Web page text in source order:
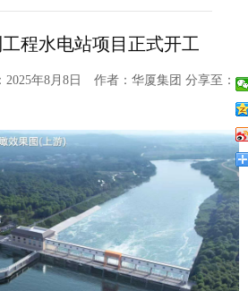
程水电站项目正式开工
年8月8日 作者：华厦集团 分享至：